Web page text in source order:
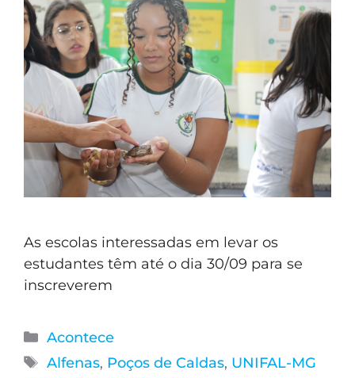
As escolas interessadas em levar os
estudantes têm até o dia 30/09 para se
inscreverem
Acontece
Alfenas, Poços de Caldas, UNIFAL-MG